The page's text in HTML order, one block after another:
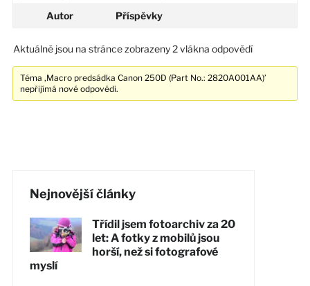
Autor
Příspěvky
Aktuálně jsou na stránce zobrazeny 2 vlákna odpovědí
Téma ‚Macro predsádka Canon 250D (Part No.: 2820A001AA)’
nepřijímá nové odpovědi.
Nejnovější články
Třídil jsem fotoarchiv za 20
let: A fotky z mobilů jsou
horší, než si fotografové
myslí